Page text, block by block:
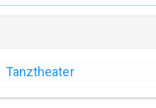
Tanztheater